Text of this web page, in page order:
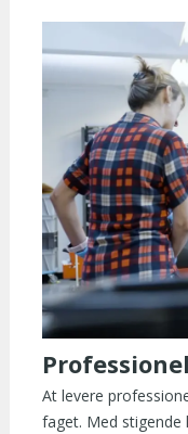
At levere
faget. Med stigende